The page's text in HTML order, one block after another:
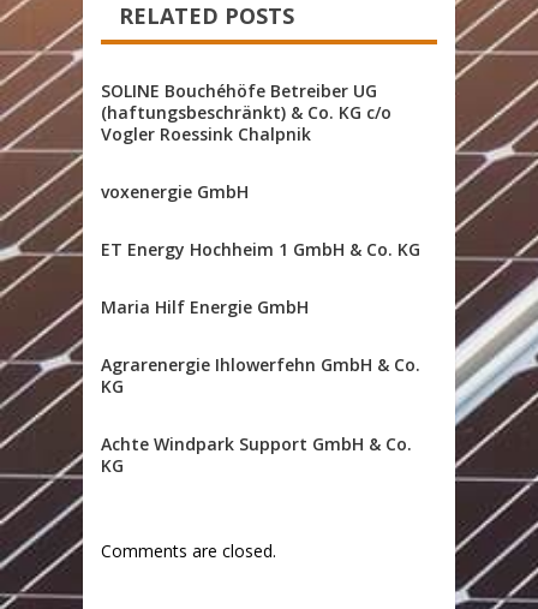
RELATED POSTS
SOLINE Bouchéhöfe Betreiber UG
(haftungsbeschränkt) & Co. KG c/o
Vogler Roessink Chalpnik
voxenergie GmbH
ET Energy Hochheim 1 GmbH & Co. KG
Maria Hilf Energie GmbH
Agrarenergie Ihlowerfehn GmbH & Co.
KG
Achte Windpark Support GmbH & Co.
KG
Comments are closed.